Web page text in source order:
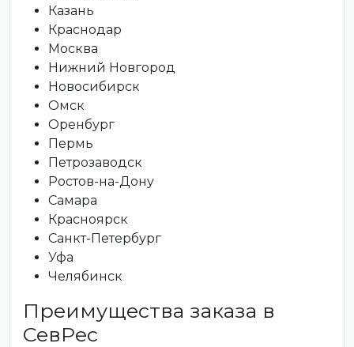
Казань
Краснодар
Москва
Нижний Новгород
Новосибирск
Омск
Оренбург
Пермь
Петрозаводск
Ростов-на-Дону
Самара
Красноярск
Санкт-Петербург
Уфа
Челябинск
Преимущества заказа в
СевРес